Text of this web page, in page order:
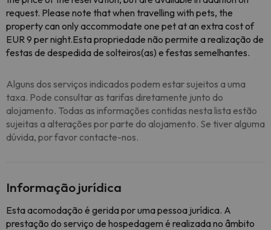
request. Please note that when travelling with pets, the
property can only accommodate one pet at an extra cost of
EUR 9 per night.Esta propriedade não permite a realização de
festas de despedida de solteiros(as) e festas semelhantes.
Alguns dos serviços indicados podem estar sujeitos a uma
taxa. Pode consultar as tarifas diretamente junto do
alojamento. Todas as informações contidas nesta lista estão
sujeitas a alterações por parte do alojamento. Se tiver alguma
dúvida, por favor contacte-nos.
Informação jurídica
Esta acomodação é gerida por uma pessoa jurídica. A
prestação do serviço de hospedagem é realizada no âmbito